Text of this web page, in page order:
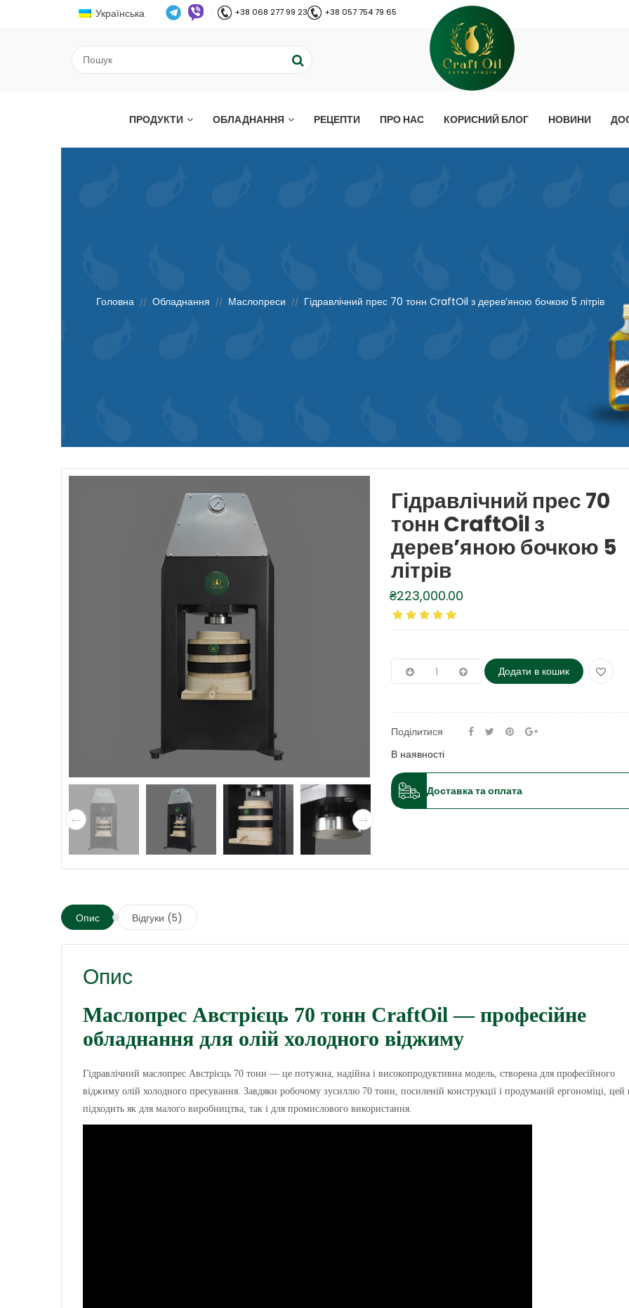
Українська +38 068 277 99 23 +38 057 754 79 65
ПРОДУКТИ ОБЛАДНАННЯ РЕЦЕПТИ ПРО НАС КОРИСНИЙ БЛОГ НОВИНИ
;
Головна // Обладнання // Маслопреси // Гідравлічний прес 70 тонн CraftOil з дерев’яною бочкою 5 літрів
Гідравлічний прес 70
тонн CraftOil з
дерев’яною бочкою 5
літрів
₴223,000.00
Додати в кошик
Поділитися
В наявності
Доставка та оплата
Опис Відгуки (5)
Опис
Маслопрес Австрієць 70 тонн CraftOil — професійне
обладнання для олій холодного віджиму
Гідравлічний маслопрес Австрієць 70 тонн — це потужна, надійна і високопродуктивна модель, створена для професійного
віджиму олій холодного пресування. Завдяки робочому зусиллю 70 тонн, посиленій конструкції і продуманій ергономіці, цей
підходить як для малого виробництва, так і для промислового використання.